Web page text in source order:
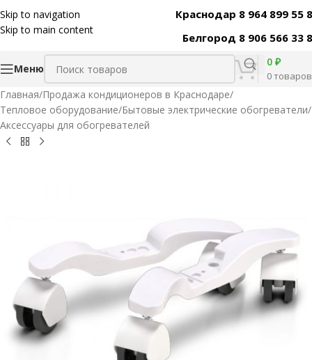
Skip to navigation
Skip to main content
Краснодар 8 964 899 55
Белгород 8 906 566 33
Меню
0товаров
0 ₽
Главная/Продажа кондиционеров в Краснодаре/
Тепловое оборудование/Бытовые электрические обогреватели/
Аксессуары для обогревателей
Код товара:30839